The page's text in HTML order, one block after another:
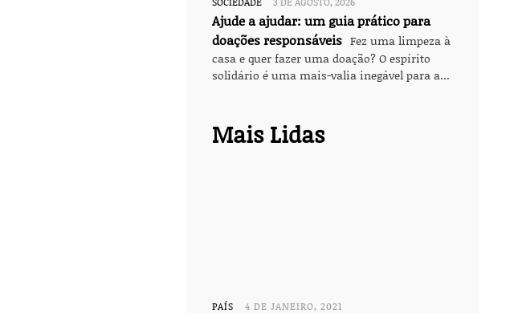
Ajude a ajudar: um guia prático para
doações responsáveis Fez uma limpeza à
casa e quer fazer uma doação? O espírito
solidário é uma mais-valia inegável para a...
Mais Lidas
PAÍS 4 DE JANEIRO, 2021